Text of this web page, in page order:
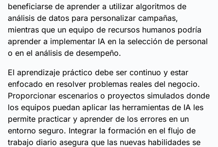
beneficiarse de aprender a utilizar algoritmos de
análisis de datos para personalizar campañas,
mientras que un equipo de recursos humanos podría
aprender a implementar IA en la selección de personal
o en el análisis de desempeño.
El aprendizaje práctico debe ser continuo y estar
enfocado en resolver problemas reales del negocio.
Proporcionar escenarios o proyectos simulados donde
los equipos puedan aplicar las herramientas de IA les
permite practicar y aprender de los errores en un
entorno seguro. Integrar la formación en el flujo de
trabajo diario asegura que las nuevas habilidades se